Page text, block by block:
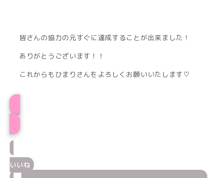
皆さんの協力の元すぐに達成することが出来ました！
ありがとうございます！！
これからもひまりさんをよろしくお願いいたします♡
いいね